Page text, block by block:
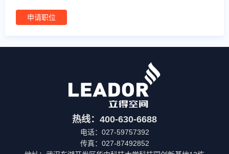
申请职位
热线：400-630-6688
电话：027-59757392
传真：027-87492852